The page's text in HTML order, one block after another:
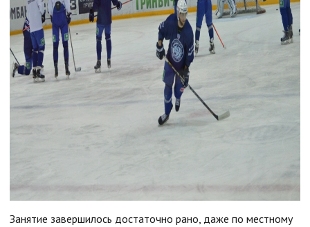
Занятие завершилось достаточно рано, даже по местному